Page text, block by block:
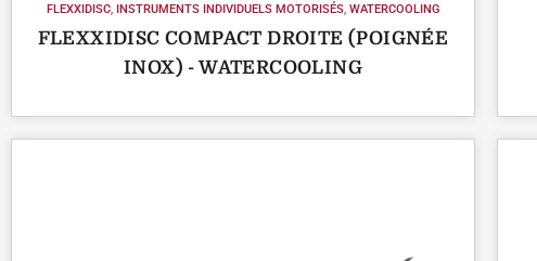
FLEXXIDISC, INSTRUMENTS INDIVIDUELS MOTORISÉS, WATERCOOLING
FLEXXIDISC COMPACT DROITE (POIGNÉE
INOX) - WATERCOOLING